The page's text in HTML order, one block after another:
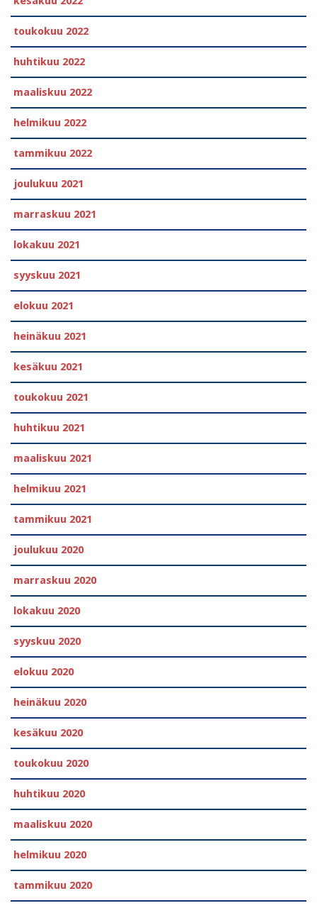
toukokuu 2022
huhtikuu 2022
maaliskuu 2022
helmikuu 2022
tammikuu 2022
joulukuu 2021
marraskuu 2021
lokakuu 2021
syyskuu 2021
elokuu 2021
heinäkuu 2021
kesäkuu 2021
toukokuu 2021
huhtikuu 2021
maaliskuu 2021
helmikuu 2021
tammikuu 2021
joulukuu 2020
marraskuu 2020
lokakuu 2020
syyskuu 2020
elokuu 2020
heinäkuu 2020
kesäkuu 2020
toukokuu 2020
huhtikuu 2020
maaliskuu 2020
helmikuu 2020
tammikuu 2020